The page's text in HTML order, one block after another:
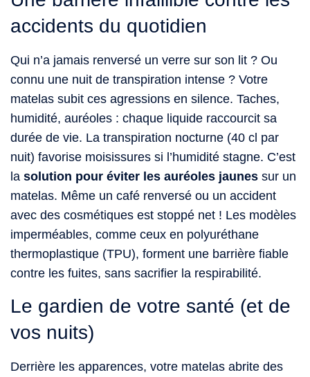
accidents du quotidien
Qui n’a jamais renversé un verre sur son lit ? Ou
connu une nuit de transpiration intense ? Votre
matelas subit ces agressions en silence. Taches,
humidité, auréoles : chaque liquide raccourcit sa
durée de vie. La transpiration nocturne (40 cl par
nuit) favorise moisissures si l’humidité stagne. C’est
la solution pour éviter les auréoles jaunes sur un
matelas. Même un café renversé ou un accident
avec des cosmétiques est stoppé net ! Les modèles
imperméables, comme ceux en polyuréthane
thermoplastique (TPU), forment une barrière fiable
contre les fuites, sans sacrifier la respirabilité.
Le gardien de votre santé (et de
vos nuits)
Derrière les apparences, votre matelas abrite des